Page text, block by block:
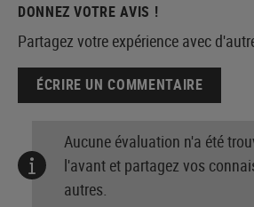
DONNEZ VOTRE AVIS !
Partagez votre expérience avec
ÉCRIRE UN COMMENTAIRE
Aucune évaluation n'a été
l'avant et partagez vos
autres.